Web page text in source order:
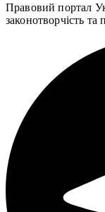
Правовий портал
законотворчість